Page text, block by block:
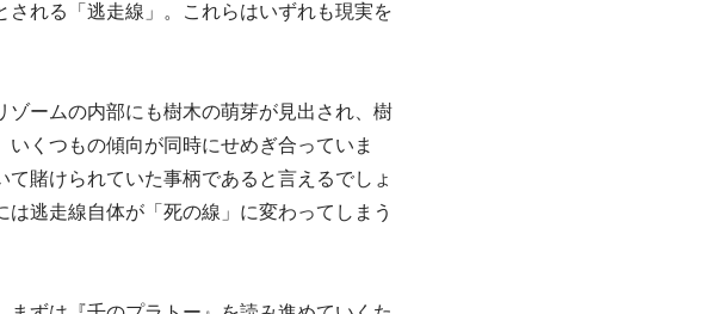
れる「逃走線」。これらはいずれも現実を
ームの内部にも樹木の萌芽が見出され、樹
くつもの傾向が同時にせめぎ合っていま
賭けられていた事柄であると言えるでしょ
逃走線自体が「死の線」に変わってしまう